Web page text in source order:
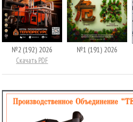
№2 (192) 2026
Скачать PDF
№1 (191) 2026